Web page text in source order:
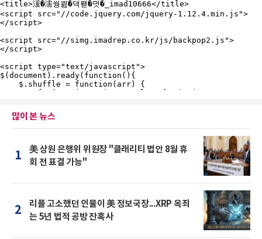
많이 본 뉴스
1
美 상원 은행위 위원장 "클래리티 법안 8월 휴
회 전 표결 가능"
2
리플 고소했던 인물이 美 정보국장...XRP 옥죄
는 5년 법적 공방 잔혹사